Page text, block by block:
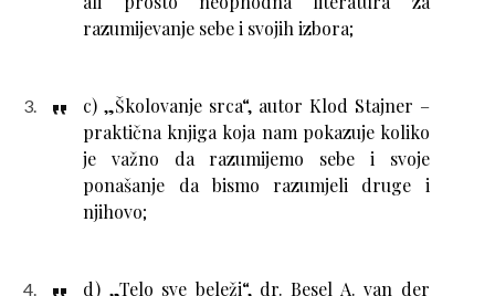
razumijevanje sebe i svojih izbora;
c) „Školovanje srca“, autor Klod Stajner –
praktična knjiga koja nam pokazuje koliko
je važno da razumijemo sebe i svoje
ponašanje da bismo razumjeli druge i
njihovo;
d) „Telo sve beleži“, dr. Besel A. van der